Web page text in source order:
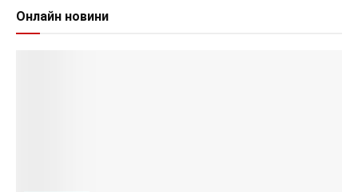
Онлайн новини